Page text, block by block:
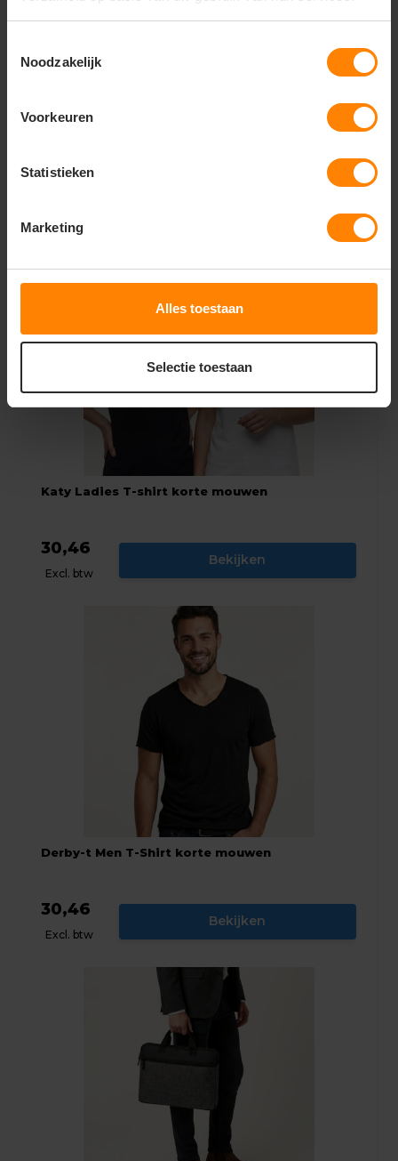
Noodzakelijk
Voorkeuren
Statistieken
Marketing
Alles toestaan
Selectie toestaan
Pasvorm:
Unisex model, perfect geschikt voor
Katy Ladies T-shirt korte mouwen
30,46
Excl. btw
Bekijken
Derby-t Men T-Shirt korte mouwen
30,46
Excl. btw
Bekijken